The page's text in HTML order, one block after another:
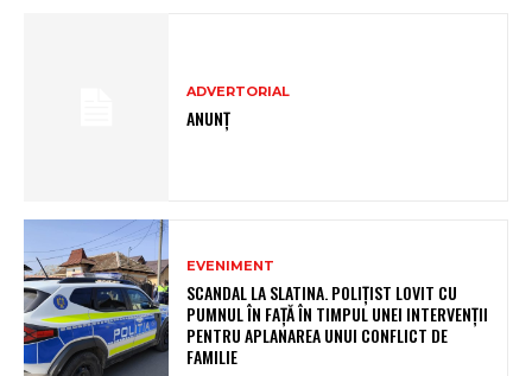
ADVERTORIAL
ANUNȚ
EVENIMENT
SCANDAL LA SLATINA. POLIȚIST LOVIT CU
PUMNUL ÎN FAȚĂ ÎN TIMPUL UNEI INTERVENȚII
PENTRU APLANAREA UNUI CONFLICT DE
FAMILIE